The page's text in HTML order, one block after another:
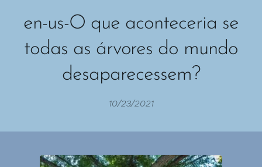
en-us-O que aconteceria se
todas as árvores do mundo
desaparecessem?
10/23/2021